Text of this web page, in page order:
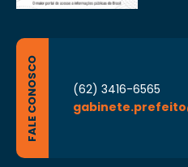
FALE CONOSCO
(62) 3416-6565